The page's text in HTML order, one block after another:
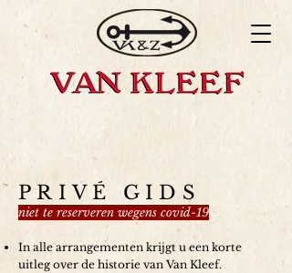
PRIVÉ GIDS
niet te reserveren wegens covid-19
In alle arrangementen krijgt u een korte
uitleg over de historie van Van Kleef.